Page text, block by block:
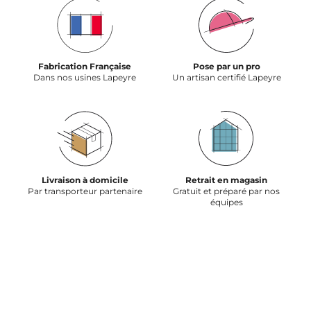
Fabrication Française
Dans nos usines Lapeyre
Pose par un pro
Un artisan certifié Lapeyre
Livraison à domicile
Par transporteur partenaire
Retrait en magasin
Gratuit et préparé par nos
équipes